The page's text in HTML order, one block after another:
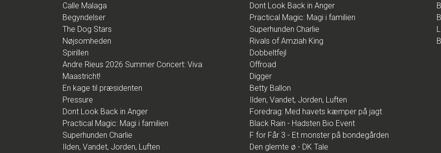
Calle Malaga
Begyndelser
The Dog Stars
Nøjsomheden
Spirillen
Andre Rieus 2026 Summer Concert: Viva
Maastricht!
En kage til præsidenten
Pressure
Dont Look Back in Anger
Practical Magic: Magi i familien
Superhunden Charlie
Ilden, Vandet, Jorden, Luften
Dont Look Back in Anger
Practical Magic: Magi i familien
Superhunden Charlie
Rivals of Amziah King
Dobbeltfejl
Offroad
Digger
Betty Ballon
Ilden, Vandet, Jorden, Luften
Foredrag: Med havets kæmper på jagt
Black Rain - Hadsten Bio Event
F for Får 3 - Et monster på bondegården
Den glemte ø - DK Tale